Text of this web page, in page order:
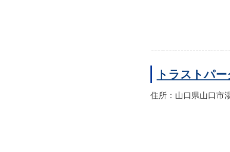
トラストパ
住所：山口県山口市